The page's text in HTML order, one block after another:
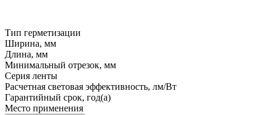
Тип герметизации
Ширина, мм
Длина, мм
Минимальный отрезок, мм
Серия ленты
Расчетная световая эффективность, лм/Вт
Гарантийный срок, год(а)
Место применения